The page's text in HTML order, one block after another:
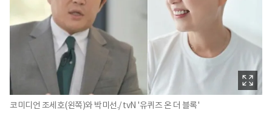
코미디언 조세호(왼쪽)와 박미선./ tvN '유퀴즈 온 더 블록'